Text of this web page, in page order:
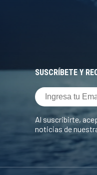
SUSCRÍBETE Y
Al suscribirte,
noticias de